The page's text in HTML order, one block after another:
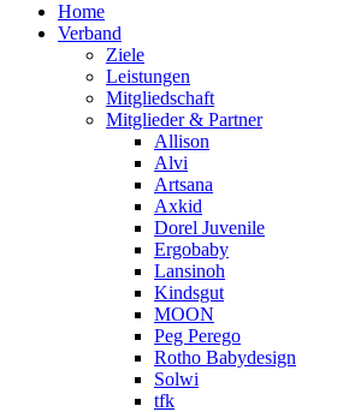
Home
Verband
Ziele
Leistungen
Mitgliedschaft
Mitglieder & Partner
Allison
Alvi
Artsana
Axkid
Dorel Juvenile
Ergobaby
Lansinoh
Kindsgut
MOON
Peg Perego
Rotho Babydesign
Solwi
tfk